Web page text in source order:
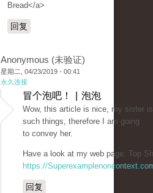
Bread</a>
回复
Anonymous (未验证)
星期二, 04/23/2019 - 00:41
永久连接
冒个泡吧！ | 泡泡
Wow, this article is nice, my sister
such things, therefore I am going
to convey her.
Have a look at my web page: Top
https://
回复